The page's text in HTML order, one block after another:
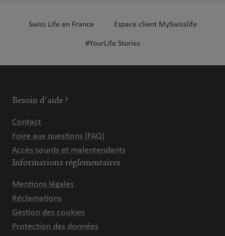
Swiss Life en France Espace client MySwisslife
#YourLife Stories
Besoin d'aide ?
Contact
Foire aux questions (FAQ)
Accès sourds et malentendants
Informations réglementaires
Mentions légales
Réclamations
Gestion des cookies
Protection des données